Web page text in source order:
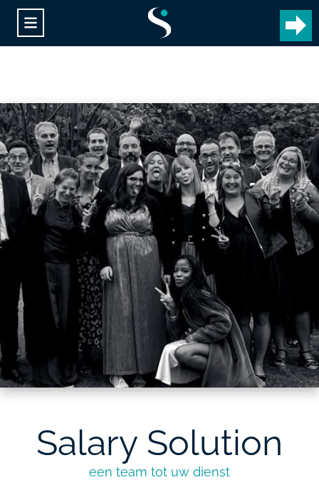
Salary Solution
een team tot uw dienst